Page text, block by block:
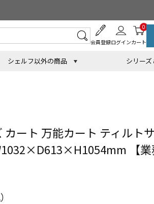
会員登録ログインカート
0
シェルフ以外の商品 シリー
カート 万能カート ティルト
【業